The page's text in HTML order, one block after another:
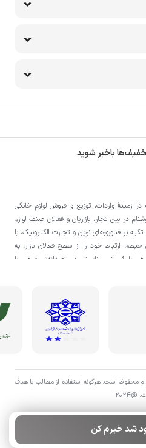
شد خبرم کن
باخبر شوید
زمينۀ واردات، توزيع و فروش لوازم خانگی
در بين تجار، بازاريان و فعالان صنف لوازم
بر فناوری‌های نوين و تجارت الكترونيک، با
ارتباط خود را از سطح فعالان بازار، به
با قيمتی مناسبتر و منصفانه‌تر و هم با
عزیز در اقصی نقاط ميهنمان باشد.
از طریق سایت و انتخاب زمان، امکان پذیر
محفوظ است. هرگونه استفاده از مطالب با هدف